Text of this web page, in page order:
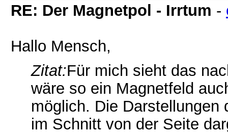
RE: Der Magnetpol - Irrtum -
Hallo Mensch,
Zitat:Für mich sieht das
wäre so ein Magnetfeld
möglich. Die Darstellungen
im Schnitt von der Seite